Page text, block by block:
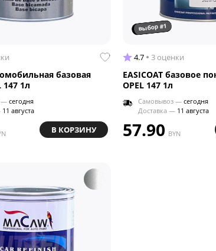
базовая
147 1л
—сегодня
11 августа
В КОРЗИНУ
выбор #1
4.7 3 оценки
EASICOAT базовое
OPEL 147 1л
Самовывоз —сегодня
Доставка — 11 августа
57.90 BYN